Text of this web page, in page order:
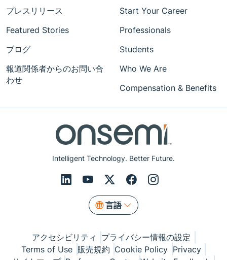
Intelligent Technology. Better Future.
言語
プレスリリース
Featured Stories
ブログ
報道関係者からのお問い合
わせ
Start Your Career
Professionals
Students
Who We Are
Compensation & Benefits
アクセシビリティ
プライバシー情報の設定
Terms of Use 販売規約 Cookie Policy Privacy